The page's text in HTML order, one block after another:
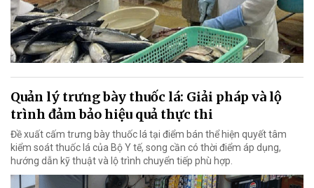
Quản lý trưng bày thuốc lá: Giải pháp và lộ
trình đảm bảo hiệu quả thực thi
Đề xuất cấm trưng bày thuốc lá tại điểm bán thể hiện quyết tâm
kiểm soát thuốc lá của Bộ Y tế, song cần có thời điểm áp dụng,
hướng dẫn kỹ thuật và lộ trình chuyển tiếp phù hợp.